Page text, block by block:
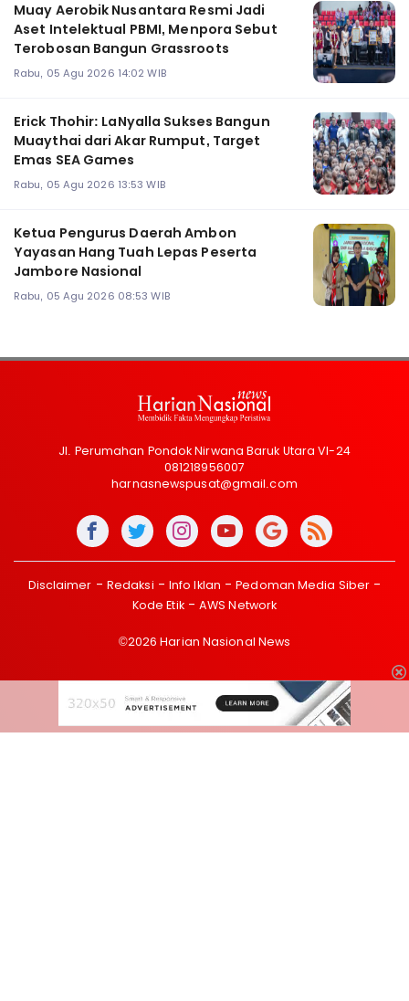
Muay Aerobik Nusantara Resmi Jadi
Aset Intelektual PBMI, Menpora Sebut
Terobosan Bangun Grassroots
Rabu, 05 Agu 2026 14:02 WIB
Erick Thohir: LaNyalla Sukses Bangun
Muaythai dari Akar Rumput, Target
Emas SEA Games
Rabu, 05 Agu 2026 13:53 WIB
Ketua Pengurus Daerah Ambon
Yayasan Hang Tuah Lepas Peserta
Jambore Nasional
Rabu, 05 Agu 2026 08:53 WIB
Jl. Perumahan Pondok Nirwana Baruk Utara VI-24
081218956007
harnasnewspusat@gmail.com
Disclaimer Redaksi Info Iklan
Pedoman Media Siber
Kode Etik
AWS Network
©2026 Harian Nasional News